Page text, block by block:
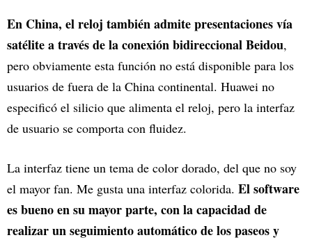
En China, el reloj también admite presentaciones vía
satélite a través de la conexión bidireccional Beidou,
pero obviamente esta función no está disponible para los
usuarios de fuera de la China continental. Huawei no
especificó el silicio que alimenta el reloj, pero la interfaz
de usuario se comporta con fluidez.
La interfaz tiene un tema de color dorado, del que no soy
el mayor fan. Me gusta una interfaz colorida. El software
es bueno en su mayor parte, con la capacidad de
realizar un seguimiento automático de los paseos y